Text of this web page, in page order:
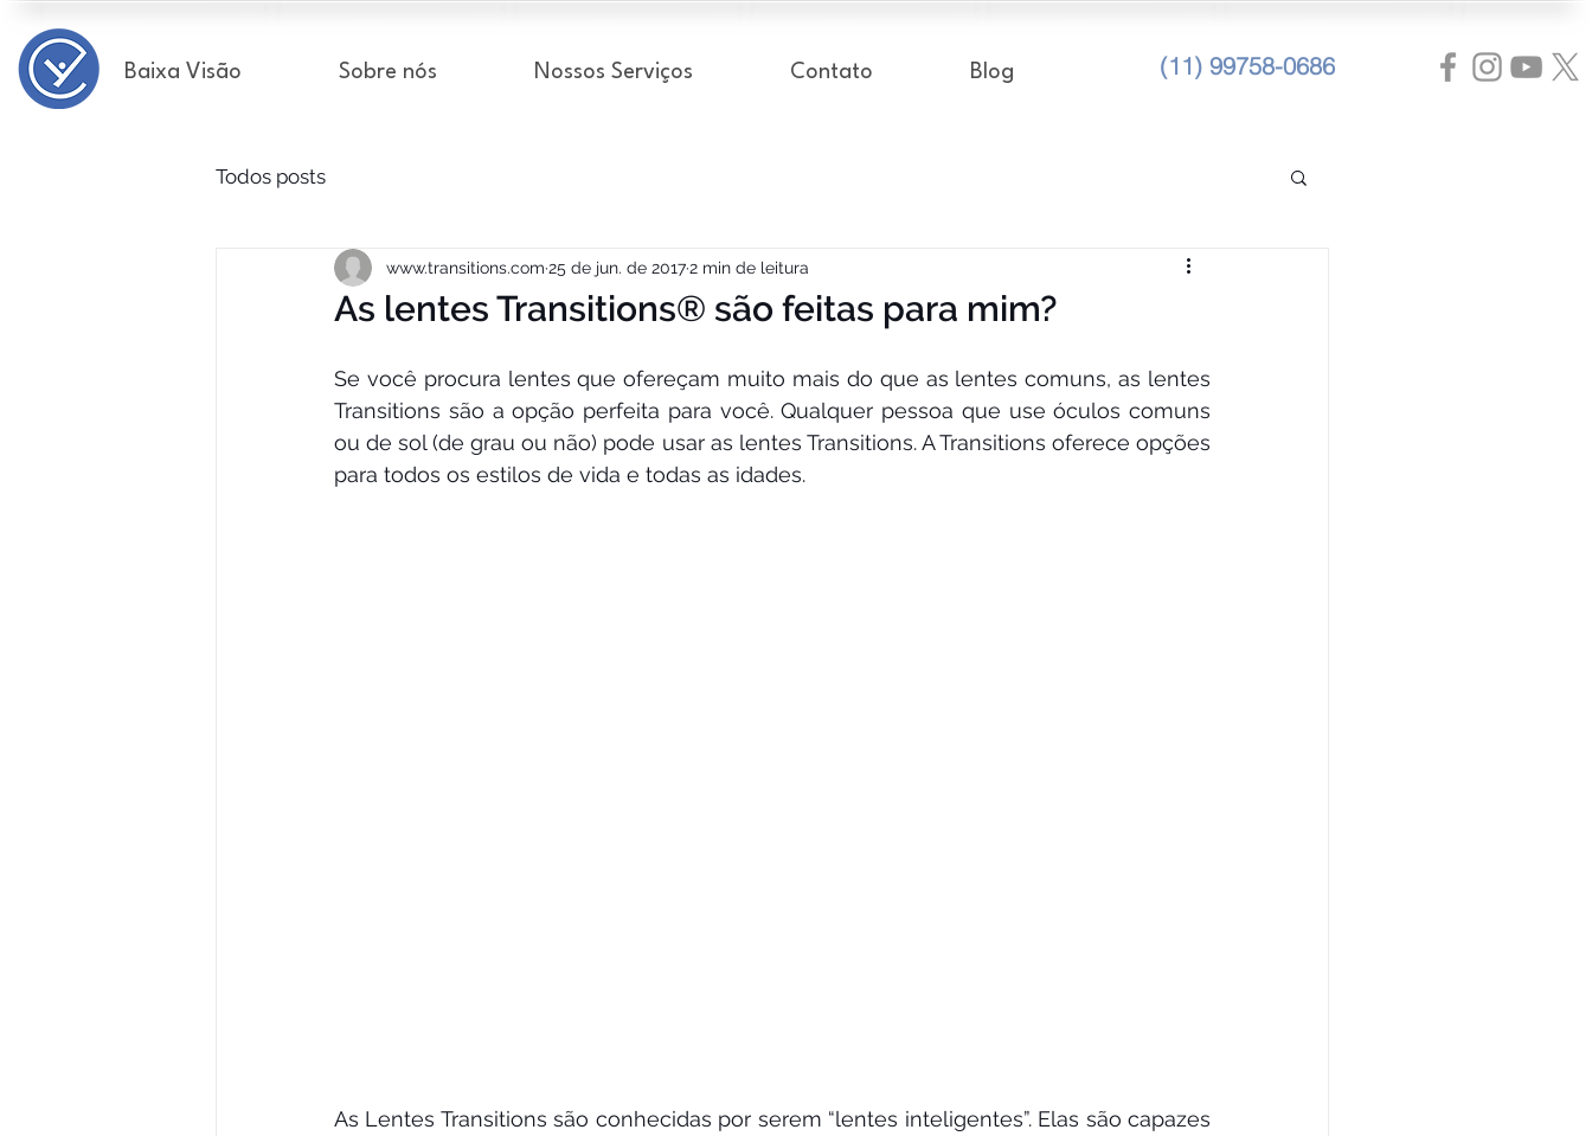
Baixa Visão Sobre nós Nossos Serviços Contato Blog (11) 99758-0686
Todos posts
As lentes Transitions® são feitas para mim?
www.transitions.com 25 de jun. de 20172 min de leitura
Se você procura lentes que ofereçam muito mais do que as lentes comuns, as lentes
Transitions são a opção perfeita para você. Qualquer pessoa que use óculos comuns
ou de sol (de grau ou não) pode usar as lentes Transitions. A Transitions oferece opções
para todos os estilos de vida e todas as idades.
As Lentes Transitions são conhecidas por serem “lentes inteligentes”. Elas são capazes